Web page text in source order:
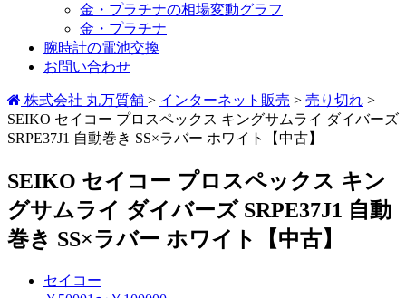
金・プラチナの相場変動グラフ
金・プラチナ
腕時計の電池交換
お問い合わせ
株式会社 丸万質舗 > インターネット販売 > 売り切れ >
SEIKO セイコー プロスペックス キングサムライ ダイバーズ
SRPE37J1 自動巻き SS×ラバー ホワイト【中古】
SEIKO セイコー プロスペックス キン
グサムライ ダイバーズ SRPE37J1 自動
巻き SS×ラバー ホワイト【中古】
セイコー